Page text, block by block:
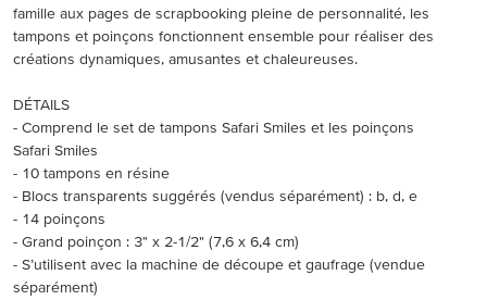
famille aux pages de scrapbooking pleine de personnalité, les
tampons et poinçons fonctionnent ensemble pour réaliser des
créations dynamiques, amusantes et chaleureuses.
DÉTAILS
- Comprend le set de tampons Safari Smiles et les poinçons
Safari Smiles
- 10 tampons en résine
- Blocs transparents suggérés (vendus séparément) : b, d, e
- 14 poinçons
- Grand poinçon : 3" x 2-1/2" (7,6 x 6,4 cm)
- S’utilisent avec la machine de découpe et gaufrage (vendue
séparément)